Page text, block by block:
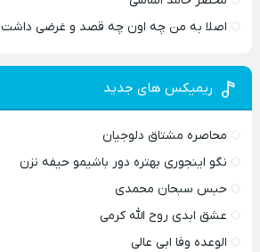
اصلا به من چه اون چه قصد و غرضی داشت
ریمیکس های جدید
محاصره مشتاق دلوجیان
نگو اینجوری بهتره دور باشیمو حیفه نزن
حبس سبحان محمدی
عشق ابدی روح الله کرمی
الوعده وفا ابی عالی